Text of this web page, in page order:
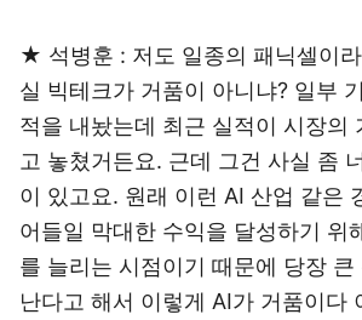
★ 석병훈 : 저도 일종의 패닉셀이
실 빅테크가 거품이 아니냐? 일부
적을 내놨는데 최근 실적이 시장의
고 놓쳤거든요. 근데 그건 사실 좀
이 있고요. 원래 이런 AI 산업 같은
어들일 막대한 수익을 달성하기 위
를 늘리는 시점이기 때문에 당장
난다고 해서 이렇게 AI가 거품이다